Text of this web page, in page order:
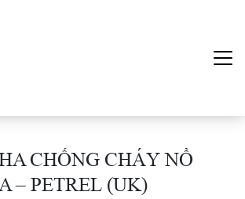
Sản phẩm
CHỐNG CHÁY NỔ
– PETREL (UK)